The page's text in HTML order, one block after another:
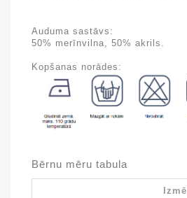
Auduma sastāvs:
50% merīnvilna, 50% akrils.
Kopšanas norādes:
Bērnu mēru tabula